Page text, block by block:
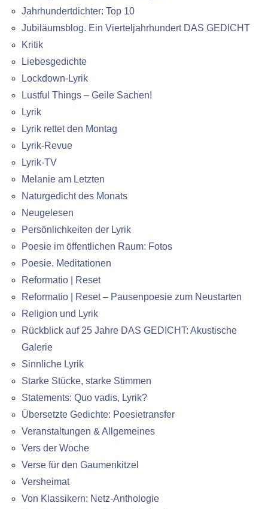
Jahrhundertdichter: Top 10
Jubiläumsblog. Ein Vierteljahrhundert DAS GEDICHT
Kritik
Liebesgedichte
Lockdown-Lyrik
Lustful Things – Geile Sachen!
Lyrik
Lyrik rettet den Montag
Lyrik-Revue
Lyrik-TV
Melanie am Letzten
Naturgedicht des Monats
Neugelesen
Persönlichkeiten der Lyrik
Poesie im öffentlichen Raum: Fotos
Poesie. Meditationen
Reformatio | Reset
Reformatio | Reset – Pausenpoesie zum Neustarten
Religion und Lyrik
Rückblick auf 25 Jahre DAS GEDICHT: Akustische
Galerie
Sinnliche Lyrik
Starke Stücke, starke Stimmen
Statements: Quo vadis, Lyrik?
Übersetzte Gedichte: Poesietransfer
Veranstaltungen & Allgemeines
Vers der Woche
Verse für den Gaumenkitzel
Versheimat
Von Klassikern: Netz-Anthologie